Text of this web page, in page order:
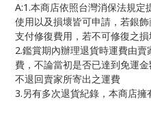
A:1.本商店依照台灣消保法規定
使用以及損壞皆可申請，若銀
支付修復費用，若不可修復之損
2.鑑賞期內辦理退貨時運費由賣
費，不論當初是否已達到免運
不退回賣家所寄出之運費
3. 另有多次退貨紀錄，本商店擁